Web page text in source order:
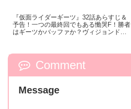
『仮面ライダーギーツ』32話あらすじ＆
予告！一つの最終回でもある慟哭F！勝者
はギーツかバッファか？ヴィジョンドラ
Comment
Message